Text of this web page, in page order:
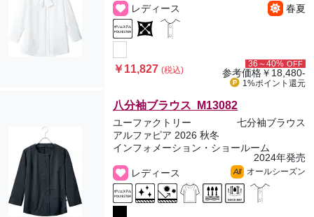
レディース
春夏
￥11,827(税込)
36～40% OFF
参考価格￥18,480-
1%ポイント 還元
八分袖ブラウス M13082
ユーファクトリー
七分袖ブラウス
アルファピア 2026 秋冬
インフォメーション・ショールーム
2024年発売
レディース
All オールシーズン